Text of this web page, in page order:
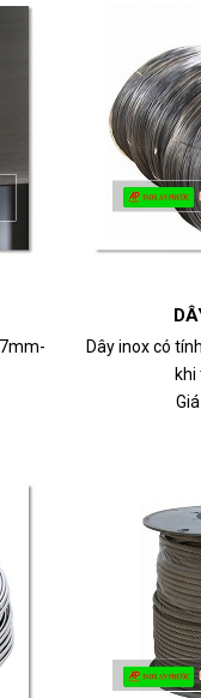
Dây inox có
khi